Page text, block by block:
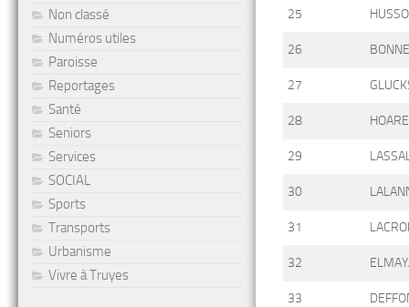
25
26
27
28
29
30
31
32
33
Non classé
Numéros utiles
Paroisse
Reportages
Santé
Seniors
Services
SOCIAL
Sports
Transports
Urbanisme
Vivre à Truyes